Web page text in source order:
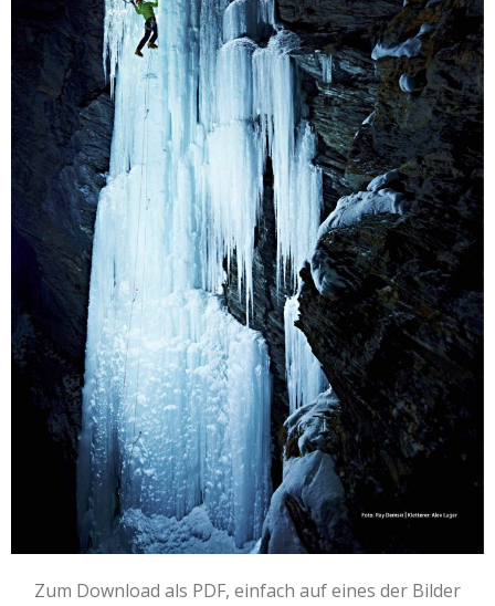
Zum Download als PDF, einfach auf eines der Bilder